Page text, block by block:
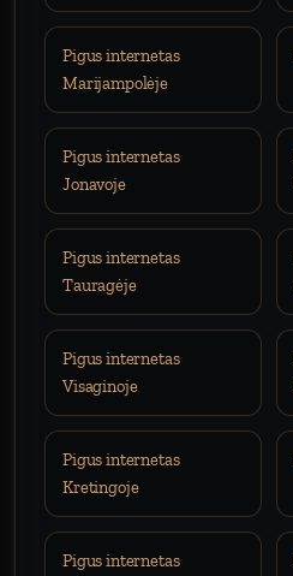
Pigus internetas
Marijampolėje
Pigus internetas
Jonavoje
Pigus internetas
Tauragėje
Pigus internetas
Visaginoje
Pigus internetas
Kretingoje
Pigus internetas